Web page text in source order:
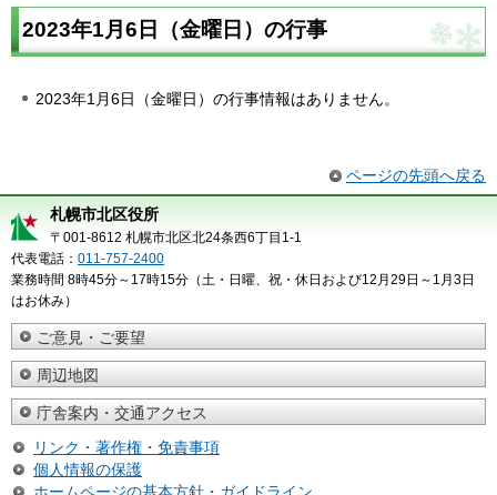
2023年1月6日（金曜日）の行事
2023年1月6日（金曜日）の行事情報はありません。
ページの先頭へ戻る
札幌市北区役所
〒001-8612 札幌市北区北24条西6丁目1-1
代表電話： 011-757-2400
業務時間 8時45分～17時15分（土・日曜、祝・休日および12月29日～1月3日
はお休み）
ご意見・ご要望
周辺地図
庁舎案内・交通アクセス
リンク・著作権・免責事項
個人情報の保護